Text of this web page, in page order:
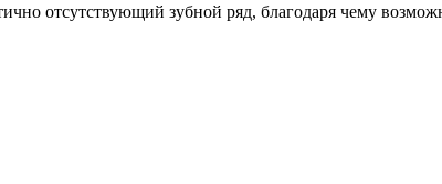
отсутствующий зубной ряд, благодаря чему